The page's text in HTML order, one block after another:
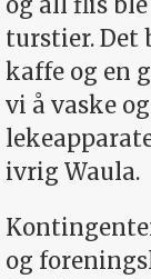
turstier. Det
kaffe og en
vi å vaske
ivrig Waula.
og